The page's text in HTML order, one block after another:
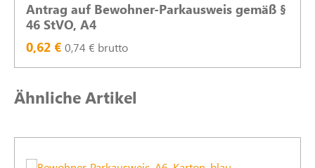
Antrag auf Bewohner-Parkausweis gemäß §
46 StVO, A4
0,62 € 0,74 € brutto
Produktgalerie überspringen
Ähnliche Artikel